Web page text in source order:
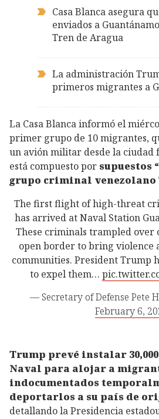
Casa Blanca asegura
enviados a
Tren de Aragua
La administración
primeros migrantes a
La Casa Blanca informó el
primer grupo de 10 migrantes,
un avión militar desde la ciudad
está compuesto por supuestos
grupo criminal venezolano
The first flight of high-threat
has arrived at Naval Station
These criminals trampled
open border to bring violence
communities. President Trump
to expel them…
— Secretary of Defense Pete
February 6,
Trump prevé instalar 30,000
Naval para alojar a
indocumentados
deportarlos a su país de
detallando la Presidencia